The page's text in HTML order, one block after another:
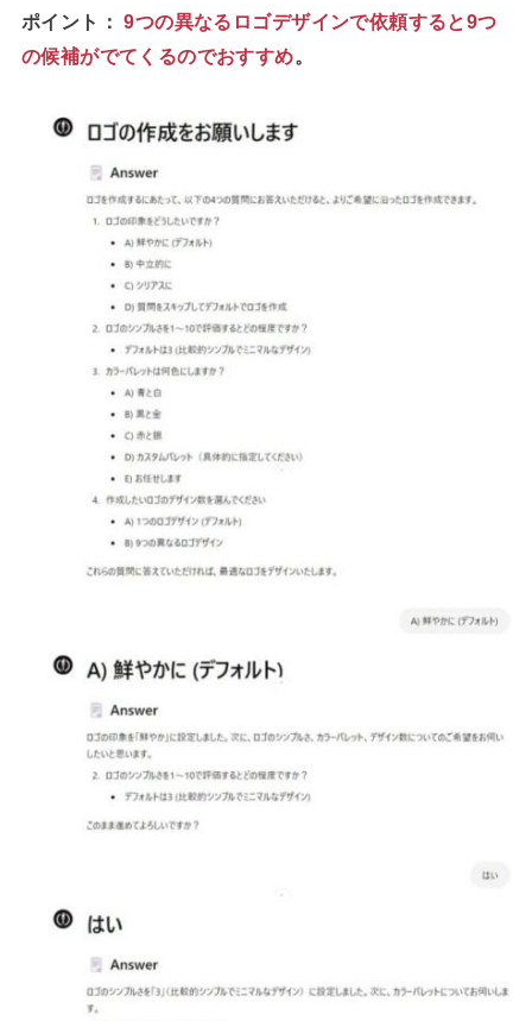
ポイント：9つの異なるロゴデザインで依頼すると9つ
の候補がでてくるのでおすすめ。